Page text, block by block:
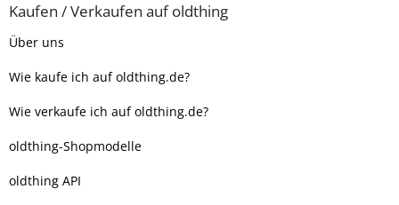
Kaufen / Verkaufen auf oldthing
Über uns
Wie kaufe ich auf oldthing.de?
Wie verkaufe ich auf oldthing.de?
oldthing-Shopmodelle
oldthing API